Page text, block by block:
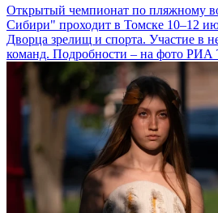
Открытый чемпионат по пляжному
Сибири" проходит в Томске 10–12
Дворца зрелищ и спорта. Участие в
команд. Подробности – на фото РИА